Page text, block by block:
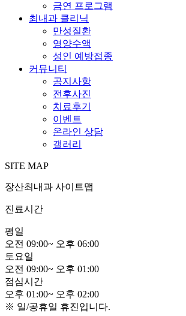
금연 프로그램
최내과 클리닉
만성질환
영양수액
성인 예방접종
커뮤니티
공지사항
전후사진
치료후기
이벤트
온라인 상담
갤러리
SITE MAP
장산최내과 사이트맵
진료시간
평일
오전 09:00~ 오후 06:00
토 요일
오전 09:00~ 오후 01:00
점심시 간
오후 01:00~ 오후 02:00
※ 일/공휴일 휴진입니다.